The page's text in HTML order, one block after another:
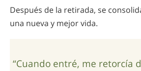
Después de la retirada, se
una nueva y mejor vida.
“Cuando entré, me retorcía